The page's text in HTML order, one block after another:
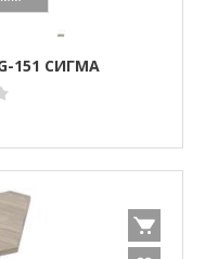
151 СИГМА